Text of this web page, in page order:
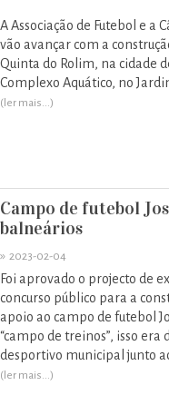
A Associação de Futebol e a
vão avançar com a
Quinta do Rolim, na cidade
Complexo Aquático, no
(ler mais...)
Campo de futebol
balneários
» 2023-02-04
Foi aprovado o projecto de
concurso público para a
apoio ao campo de futebol
“campo de treinos”, isso
desportivo municipal junto
(ler mais...)